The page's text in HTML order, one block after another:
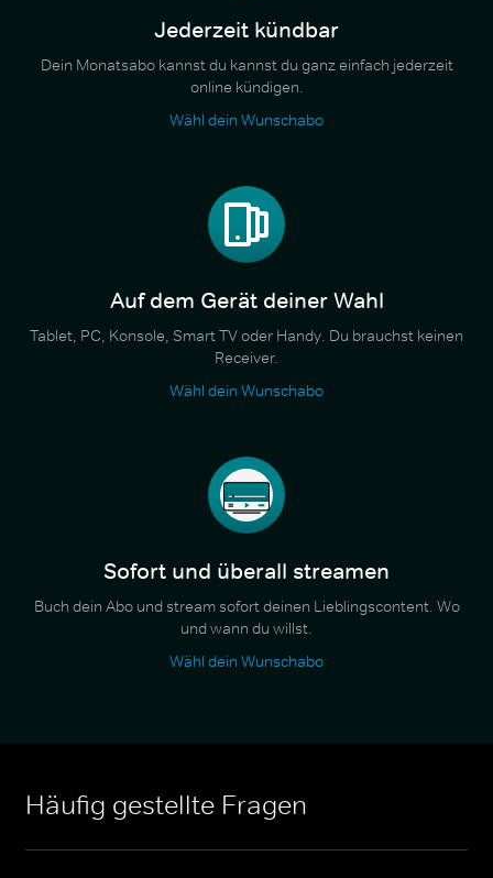
Jederzeit kündbar
Dein Monatsabo kannst du kannst du ganz einfach jederzeit
online kündigen.
Wähl dein Wunschabo
Auf dem Gerät deiner Wahl
Tablet, PC, Konsole, Smart TV oder Handy. Du brauchst keinen
Receiver.
Wähl dein Wunschabo
Sofort und überall streamen
Buch dein Abo und stream sofort deinen Lieblingscontent. Wo
und wann du willst.
Wähl dein Wunschabo
Häufig gestellte Fragen